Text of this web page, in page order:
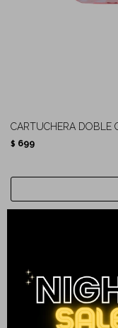
CARTUCHERA DOBLE
$ 699